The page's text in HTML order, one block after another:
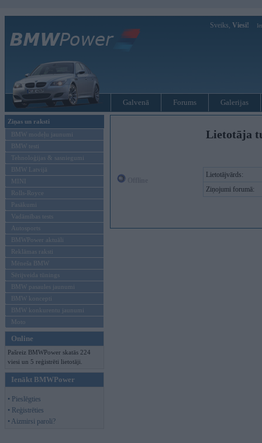
Sveiks, Viesi!
Galvenā Forums Galerijas
Ziņas un raksti
BMW modeļu jaunumi
BMW testi
Tehnoloģijas & sasniegumi
BMW Latvijā
MINI
Rolls-Royce
Pasākumi
Vadāmības tests
Autosports
BMWPower aktuāli
Reklāmas raksti
Mēneša BMW
Sērijveida tūnings
BMW pasaules jaunumi
BMW koncepti
BMW konkurentu jaunumi
Moto
Online
Pašreiz BMWPower skatās 224
viesi un 5 reģistrēti lietotāji.
Ienākt BMWPower
• Pieslēgties
• Reģistrēties
• Aizmirsi paroli?
Lietotāja
Lietotājvārds:
Ziņojumi forumā: